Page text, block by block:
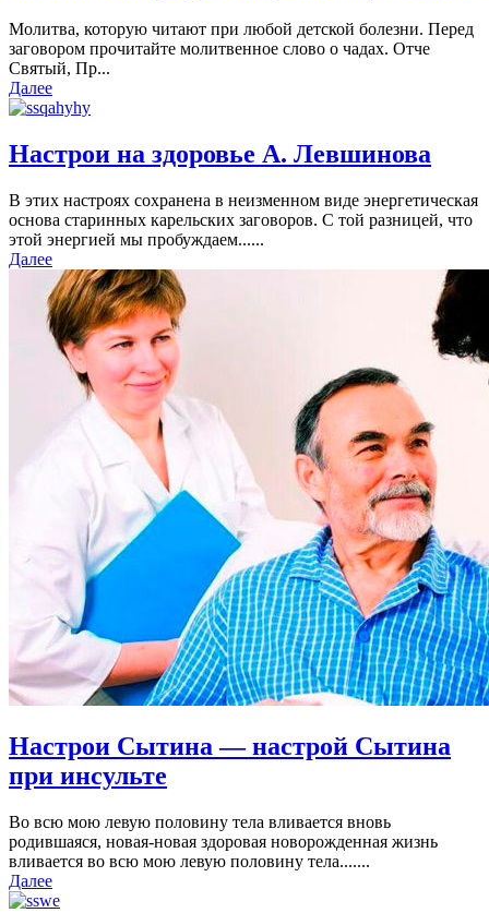
Молитва, которую читают при любой детской болезни. Перед
заговором прочитайте молитвенное слово о чадах. Отче
Святый, Пр...
Далее
Настрои на здоровье А. Левшинова
В этих настроях сохранена в неизменном виде энергетическая
основа старинных карельских заговоров. С той разницей, что
этой энергией мы пробуждаем......
Далее
Настрои Сытина — настрой Сытина
при инсульте
Во всю мою левую половину тела вливается вновь
родившаяся, новая-новая здоровая новорожденная жизнь
вливается во всю мою левую половину тела.......
Далее